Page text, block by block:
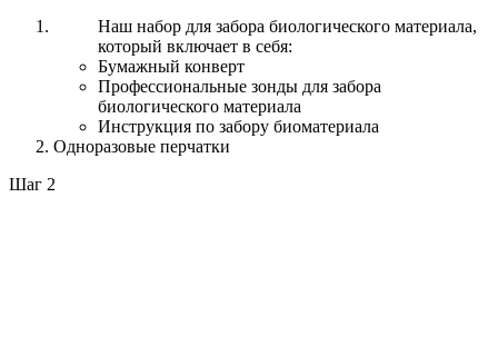
Наш набор для забора биологического материала,
который включает в себя:
Бумажный конверт
Профессиональные зонды для забора
биологического материала
Инструкция по забору биоматериала
Одноразовые перчатки
Шаг 2